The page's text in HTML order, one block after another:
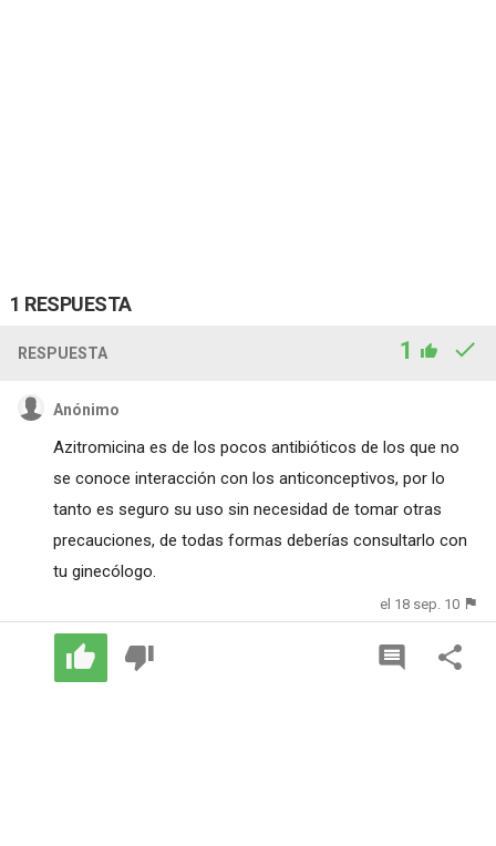
1 RESPUESTA
RESPUESTA 1
Anónimo
Azitromicina es de los pocos antibióticos de los que no
se conoce interacción con los anticonceptivos, por lo
tanto es seguro su uso sin necesidad de tomar otras
precauciones, de todas formas deberías consultarlo con
tu ginecólogo.
el 18 sep. 10